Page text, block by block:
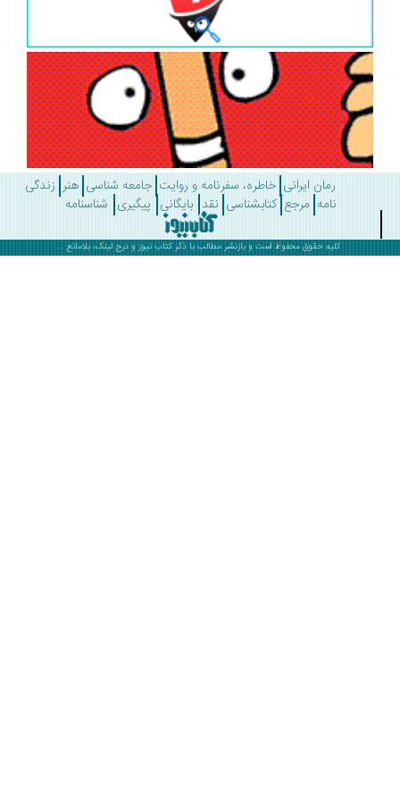
رمان ایرانی خاطره، سفرنامه و روایت جامعه شناسی هنر زندگی
مرجع کتابشناسی نقد بایگانی پیگیری شناسنامه
کلیه حقوق محفوظ است و بازنشر مطالب با ذکرکتاب نیوز و درج لینک، بلامانع .